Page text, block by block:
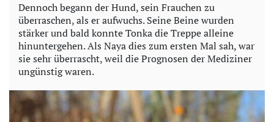
Dennoch begann der Hund, sein Frauchen zu
überraschen, als er aufwuchs. Seine Beine wurden
stärker und bald konnte Tonka die Treppe alleine
hinuntergehen. Als Naya dies zum ersten Mal sah, war
sie sehr überrascht, weil die Prognosen der Mediziner
ungünstig waren.